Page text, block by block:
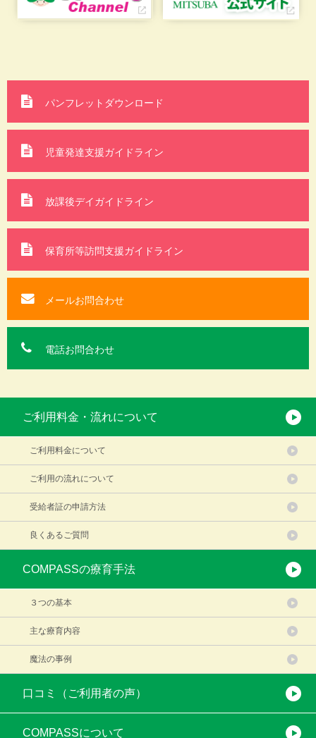
ご利用料金・流れについて
ご利用料金について
ご利用の流れについて
受給者証の申請方法
良くあるご質問
COMPASSの療育手法
３つの基本
主な療育内容
魔法の事例
口コミ（ご利用者の声）
COMPASSについて
パンフレットダウンロード
児童発達支援ガイドライン
放課後デイガイドライン
保育所等訪問支援ガイドライン
メールお問合わせ
電話お問合わせ